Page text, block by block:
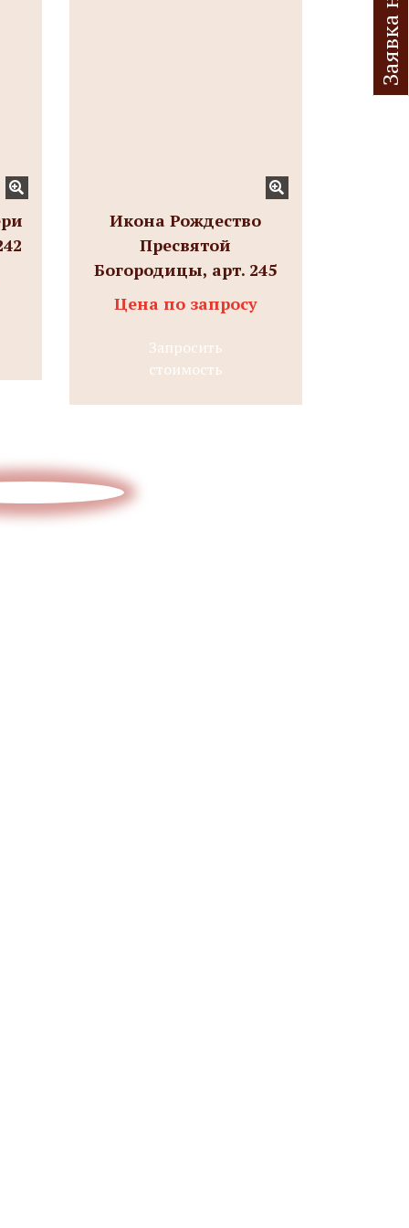
Икона Рождество
Пресвятой
Богородицы, арт. 245
Цена по запросу
Запросить
стоимость